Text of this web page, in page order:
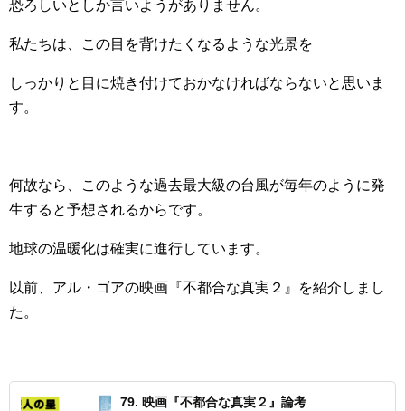
恐ろしいとしか言いようがありません。
私たちは、この目を背けたくなるような光景を
しっかりと目に焼き付けておかなければならないと思いま
す。
何故なら、このような過去最大級の台風が毎年のように発
生すると予想されるからです。
地球の温暖化は確実に進行しています。
以前、アル・ゴアの映画『不都合な真実２』を紹介しまし
た。
79. 映画『不都合な真実２』論考